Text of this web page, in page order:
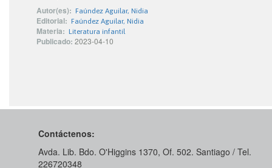
Autor(es): Faúndez Aguilar, Nidia
Editorial: Faúndez Aguilar, Nidia
Materia: Literatura infantil
Publicado: 2023-04-10
Contáctenos:
Avda. Lib. Bdo. O'Higgins 1370, Of. 502. Santiago / Tel.
226720348